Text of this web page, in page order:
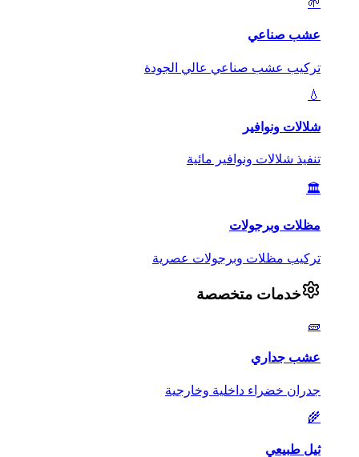
🌱
عشب صناعي
تركيب عشب صناعي عالي الجودة
💧
شلالات ونوافير
تنفيذ شلالات ونوافير مائية
🏛️
مظلات وبرجولات
تركيب مظلات وبرجولات عصرية
خدمات متخصصة
🧱
عشب جداري
جدران خضراء داخلية وخارجية
🌾
ثيل طبيعي